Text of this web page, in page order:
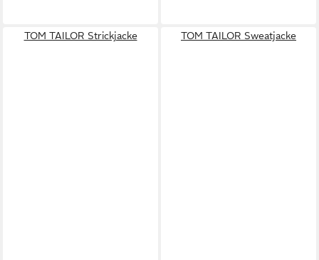
TOM TAILOR Strickjacke TOM TAILOR Sweatjacke